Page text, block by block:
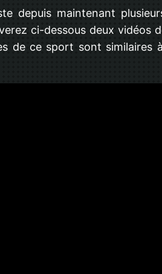
depuis maintenant
ci-dessous deux vidéos
de ce sport sont similaires